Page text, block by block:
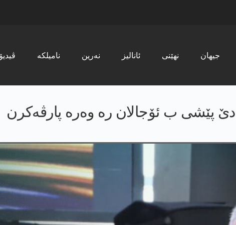
ڤیدیۆ نامیلکە نەرین ئانالیز نھێنی جیھان
پێشی ب ئۆجالان رە وەرە پارڤەکرن